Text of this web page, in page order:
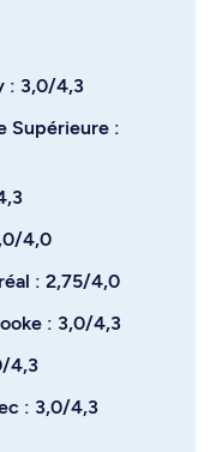
: 3,0/4,3
Supérieure :
4,0
: 2,75/4,0
: 3,0/4,3
4,3
: 3,0/4,3